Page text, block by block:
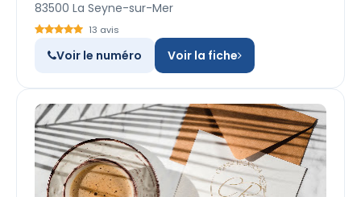
83500 La Seyne-sur-Mer
13 avis
Voir le numéro Voir la fiche